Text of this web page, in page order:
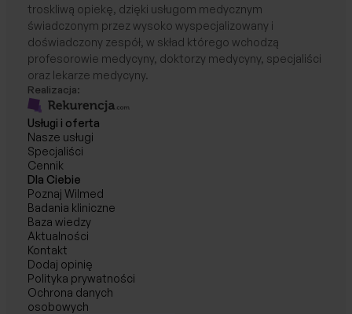
troskliwą opiekę, dzięki usługom medycznym
świadczonym przez wysoko wyspecjalizowany i
doświadczony zespół, w skład którego wchodzą
profesorowie medycyny, doktorzy medycyny, specjaliści
oraz lekarze medycyny.
Realizacja:
Usługi i oferta
Nasze usługi
Specjaliści
Cennik
Dla Ciebie
Poznaj Wilmed
Badania kliniczne
Baza wiedzy
Aktualności
Kontakt
Dodaj opinię
Polityka prywatności
Ochrona danych
osobowych